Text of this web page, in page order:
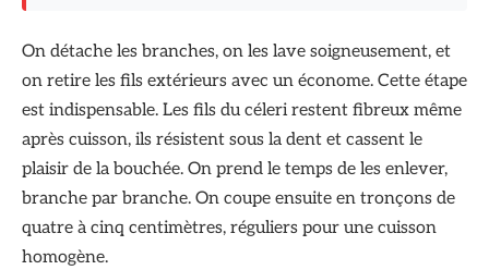
On détache les branches, on les lave soigneusement, et
on retire les fils extérieurs avec un économe. Cette étape
est indispensable. Les fils du céleri restent fibreux même
après cuisson, ils résistent sous la dent et cassent le
plaisir de la bouchée. On prend le temps de les enlever,
branche par branche. On coupe ensuite en tronçons de
quatre à cinq centimètres, réguliers pour une cuisson
homogène.